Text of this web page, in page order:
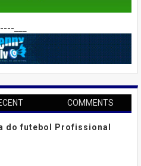
___
COMMENTS
do futebol Profissional